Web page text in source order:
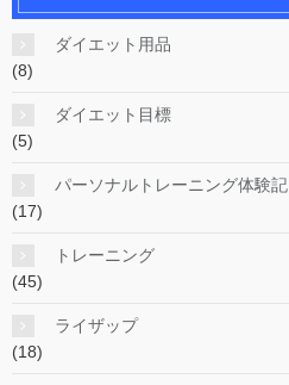
ダイエット用品
(8)
ダイエット目標
(5)
パーソナルトレーニング体験記
(17)
トレーニング
(45)
ライザップ
(18)